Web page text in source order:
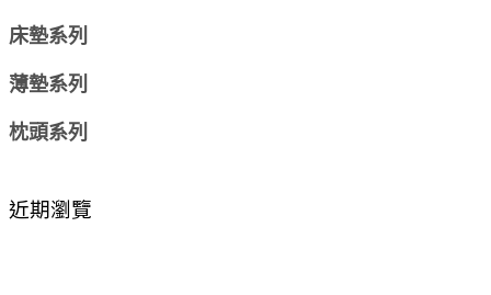
床墊系列
薄墊系列
枕頭系列
近期瀏覽